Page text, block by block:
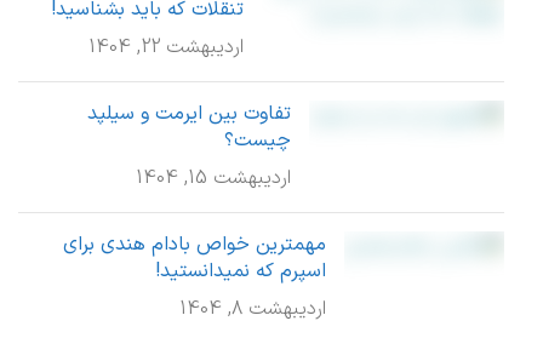
تنقلات که باید بشناسید!
اردیبهشت 22, 1404
تفاوت بین ایرمت و سیلپد
چیست؟
اردیبهشت 15, 1404
مهمترین خواص بادام هندی برای
اسپرم که نمیدانستید!
اردیبهشت 8, 1404